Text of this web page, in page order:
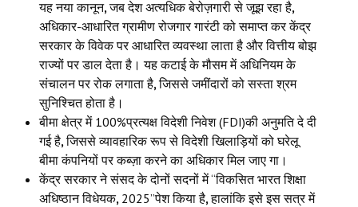
JOURNALS
The Working Class
The Voice of the Working Women
CITU Mazdoor
Kamkaji Mahila
JOINT PLATFORMS
यह नया कानून,जब देश अत्यधिक बेरोज़गारी से जूझ रहा है,
अधिकार-आधारित ग्रामीण रोजगार गारंटी को समाप्त कर केंद्र
सरकार के विवेक पर आधारित व्यवस्था लाता है और वित्तीय बोझ
राज्यों पर डाल देता है। यह कटाई के मौसम में अधिनियम के
संचालन पर रोक लगाता है,जिससे जमींदारों को सस्ता श्रम
सुनिश्चित होता है।
बीमा क्षेत्र में 100%प्रत्यक्ष विदेशी निवेश (FDI)की अनुमति दे दी
गई है,जिससे व्यावहारिक रूप से विदेशी खिलाड़ियों को घरेलू
बीमा कंपनियों पर कब्ज़ा करने का अधिकार मिल जाए गा।
केंद्र सरकार ने संसद के दोनों सदनों में “विकसित भारत शिक्षा
अधिष्ठान विधेयक, 2025”पेश किया है,हालांकि इसे इस सत्र में